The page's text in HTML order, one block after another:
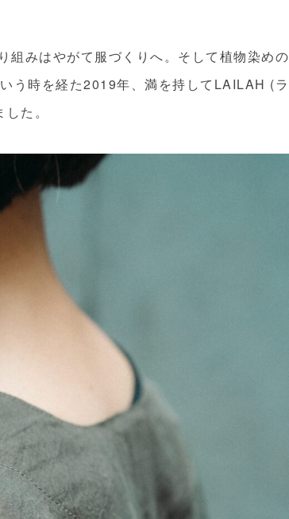
組みはやがて服づくりへ。そして植物染めの
う時を経た2019年、満を持してLAILAH (ラ
た。